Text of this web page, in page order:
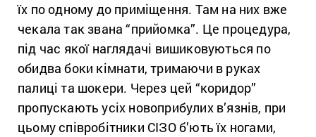
їх по одному до приміщення. Там на них вже
чекала так звана “прийомка”. Це процедура,
під час якої наглядачі вишиковуються по
обидва боки кімнати, тримаючи в руках
палиці та шокери. Через цей “коридор”
пропускають усіх новоприбулих в’язнів, при
цьому співробітники СІЗО б’ють їх ногами,